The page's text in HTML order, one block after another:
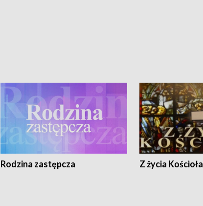
Rodzina zastępcza Z życia Kościoła